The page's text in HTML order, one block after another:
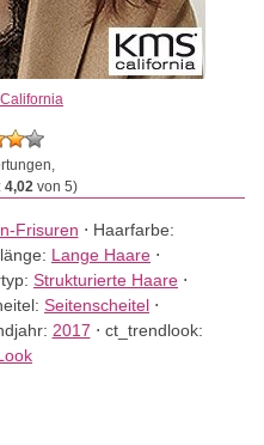
4,02von 5)
Frisuren ⋅ Haarfarbe:
Lange Haare ⋅
Strukturierte Haare ⋅
Seitenscheitel ⋅
2017 ⋅ ct_trendlook: